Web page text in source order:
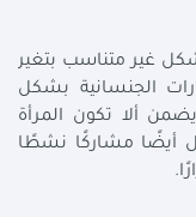
غير متناسب بتغير
الجنسانية بشكل
ألا تكون المرأة
أيضًا مشاركًا نشطًا